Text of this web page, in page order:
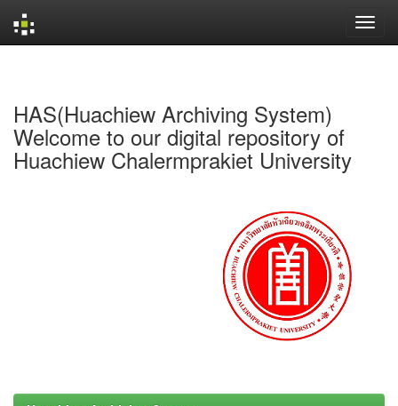
HAS(Huachiew Archiving System)
Welcome to our digital repository of
Huachiew Chalermprakiet University